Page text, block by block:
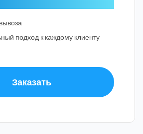
подход к каждому клиенту
Заказать